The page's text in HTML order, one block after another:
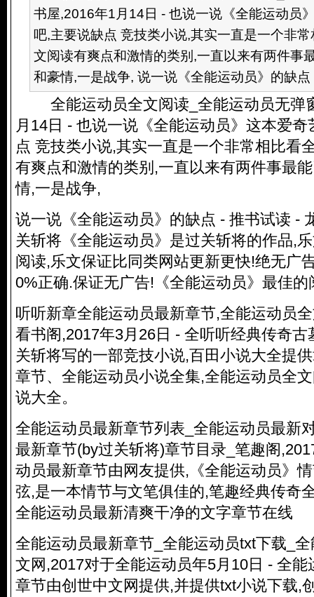
书屋,2016年1月14日 - 也说一说《全能运动员
吧,主要说缺点 竞技类小说,其实一直是一个非
文阅读有爽点和激情的类别,一直以来有两件事
和豪情,一是战争, 说一说《全能运动员》的缺点
全能运动员全文阅读_全能运动员无弹
月14日 - 也说一说《全能运动员》这本爱
点 竞技类小说,其实一直是一个非常相比看
有爽点和激情的类别,一直以来有两件事最
情,一是战争,
说一说《全能运动员》的缺点 - 推书试读 -
关斩将《全能运动员》是过关斩将的作品,
阅读,乐文保证比同类网站更新更快!绝无广
0%正确.保证无广告!《全能运动员》最佳的
听听新章全能运动员最新章节,全能运动员
看书阁,2017年3月26日 - 全听听经典传奇
关斩将写的一部竞技小说,百田小说大全提
章节、全能运动员小说全集,全能运动员全
说大全。
全能运动员最新章节列表_全能运动员最新
最新章节(by过关斩将)章节目录_笔趣阁
动员最新章节由网友提供,《全能运动员》
弦,是一本情节与文笔俱佳的,笔趣经典传奇
全能运动员最新清爽干净的文字章节在线
全能运动员最新章节_全能运动员txt下载_
文网,2017对于全能运动员年5月10日 - 全
章节由创世中文网提供,并提供txt小说下载,